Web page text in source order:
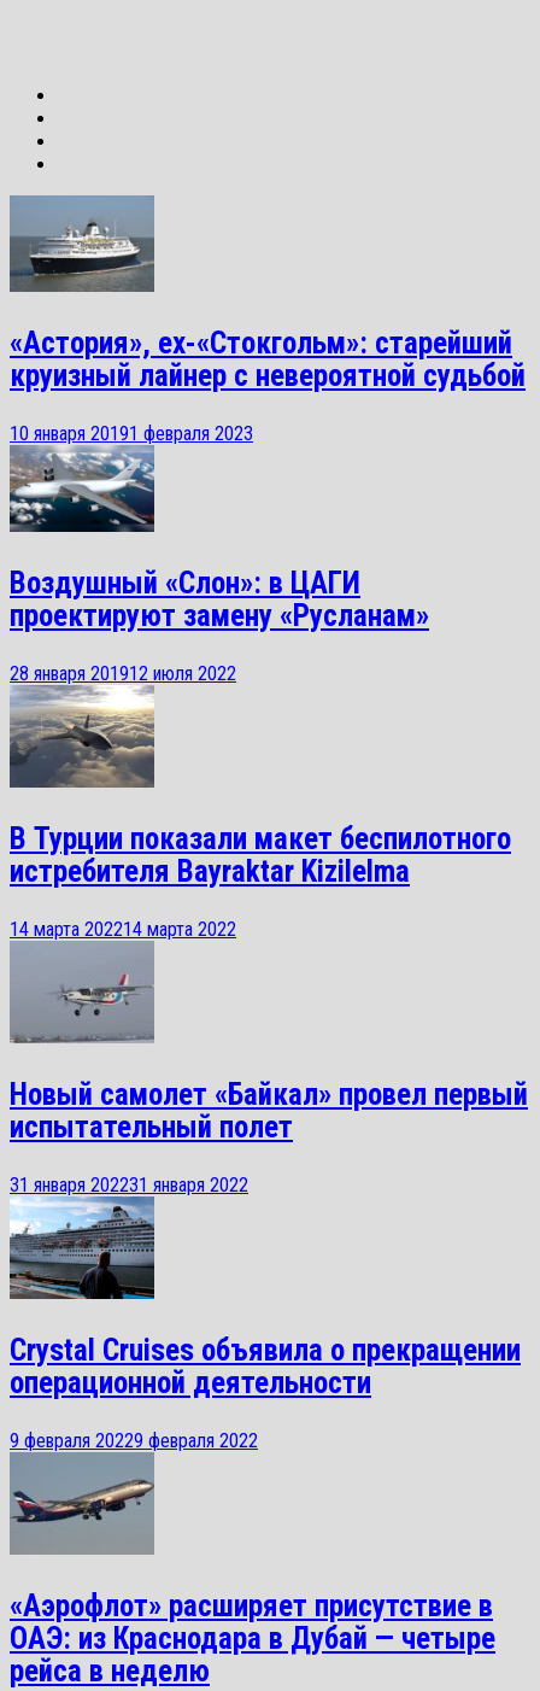
«Астория», ex-«Стокгольм»: старейший
круизный лайнер с невероятной судьбой
10 января 20191 февраля 2023
Воздушный «Слон»: в ЦАГИ
проектируют замену «Русланам»
28 января 201912 июля 2022
В Турции показали макет беспилотного
истребителя Bayraktar Kizilelma
14 марта 202214 марта 2022
Новый самолет «Байкал» провел первый
испытательный полет
31 января 202231 января 2022
Crystal Cruises объявила о прекращении
операционной деятельности
9 февраля 20229 февраля 2022
«Аэрофлот» расширяет присутствие в
ОАЭ: из Краснодара в Дубай — четыре
рейса в неделю